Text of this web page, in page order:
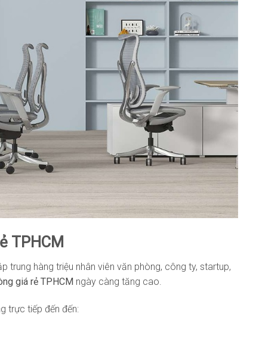
TPHCM
trung hàng triệu nhân viên văn phòng, công ty, startup,
giá rẻ TPHCM ngày càng tăng cao.
trực tiếp đến đến: